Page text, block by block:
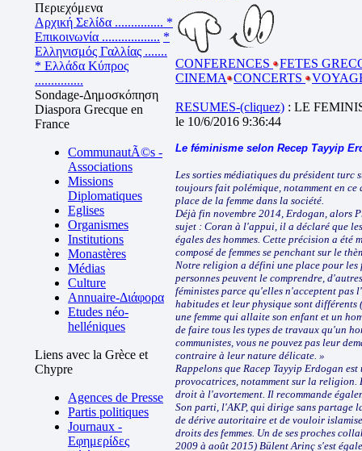
Περιεχόμενα
Αρχική Σελίδα ............... *
Επικοινωνία .................. *
Ελληνισμός Γαλλίας .......
* Ελλάδα Κύπρος
...............
Sondage-Δημοσκόπηση
Diaspora Grecque en
France
CommunautÃ©s -
Associations
Missions
Diplomatiques
Eglises
Organismes
Institutions
Monastères
Médias
Culture
Annuaire-Διάφορα
Etudes néo-
helléniques
Liens avec la Grèce et
Chypre
Agences de Presse
Partis politiques
Journaux -
Εφημερίδες
CONFERENCES
FETES
CINEMA CONCERTS
RESUMES-(cliquez) : LE
le 10/6/2016 9:36:44
Le féminisme selon Recep Tayyip
Les sorties médiatiques du président turc
toujours fait polémique, notamment en
place de la femme dans la société.
Déjà fin novembre 2014, Erdogan, alors
sujet : Coran à l'appui, il a déclaré que
égales des hommes. Cette précision a été
composé de femmes se penchant sur le
Notre religion a défini une place pour les
personnes peuvent le comprendre,
féministes parce qu'elles n'acceptent pas
habitudes et leur physique sont différents
une femme qui allaite son enfant et un
de faire tous les types de travaux qu'un
communistes, vous ne pouvez pas leur
contraire à leur nature délicate. »
Rappelons que Racep Tayyip Erdogan
provocatrices, notamment sur la religion.
droit à l'avortement. Il recommande
Son parti, l'AKP, qui dirige sans partage
de dérive autoritaire et de vouloir
droits des femmes. Un de ses proches
2009 à août 2015) Bülent Arinç s'est